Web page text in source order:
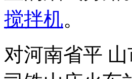
搅拌机。
对河南省平